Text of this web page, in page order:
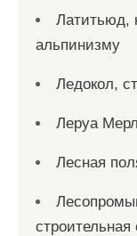
Латитьюд,
альпинизму
Ледокол,
Леруа
Лесная
строительная